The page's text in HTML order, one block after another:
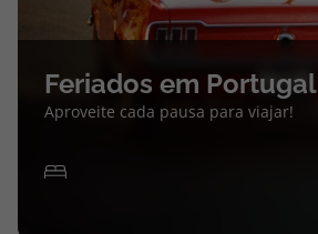
Feriados em Portugal
Aproveite cada pausa para viajar!